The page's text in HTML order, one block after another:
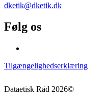
dketik@dketik.dk
Følg os
Tilgængelighedserklæring
Dataetisk Råd 2026©